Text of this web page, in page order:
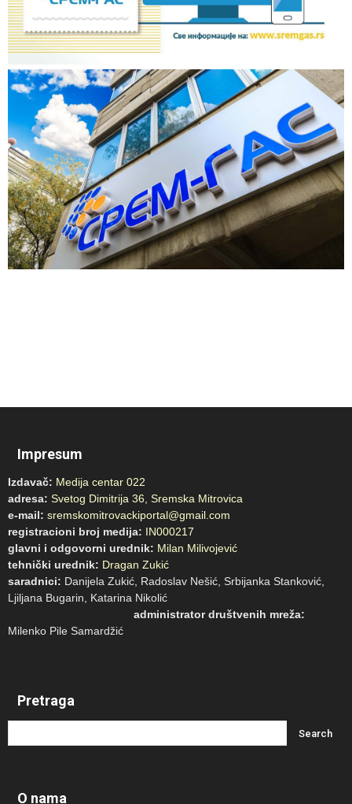
Impresum
Izdavač: Medija centar 022
adresa: Svetog Dimitrija 36, Sremska Mitrovica
e-mail: sremskomitrovackiportal@gmail.com
registracioni broj medija: IN000217
glavni i odgovorni urednik: Milan Milivojević
tehnički urednik: Dragan Zukić
saradnici: Danijela Zukić, Radoslav Nešić, Srbijanka Stanković,
Ljiljana Bugarin, Katarina Nikolić
administrator društvenih mreža:
Milenko Pile Samardžić
Pretraga
O nama